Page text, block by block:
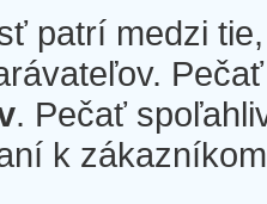
patrí medzi
. Pečať
k